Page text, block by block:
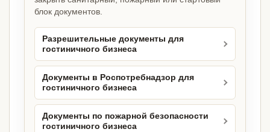
блок документов.
Разрешительные документы для
гостиничного бизнеса
Документы в Роспотребнадзор для
гостиничного бизнеса
Документы по пожарной безопасности
гостиничного бизнеса